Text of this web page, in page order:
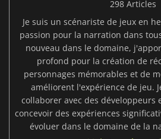
298 Articles
Je suis un scénariste de jeux en
passion pour la narration dans
nouveau dans le domaine,
profond pour la création de
personnages mémorables et de
améliorent l'expérience de jeu.
collaborer avec des développeurs
concevoir des expériences
évoluer dans le domaine de la